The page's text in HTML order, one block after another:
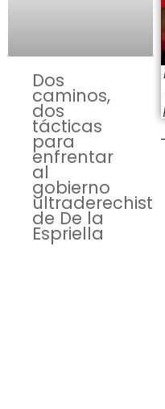
Dos
caminos,
dos
tácticas
para
enfrentar
al
gobierno
ultraderechista
de De la
Espriella